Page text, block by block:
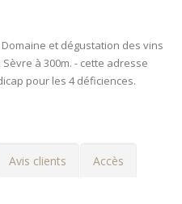
et dégustation des vins
à 300m. - cette adresse
pour les 4 déficiences.
Avis clients Accès